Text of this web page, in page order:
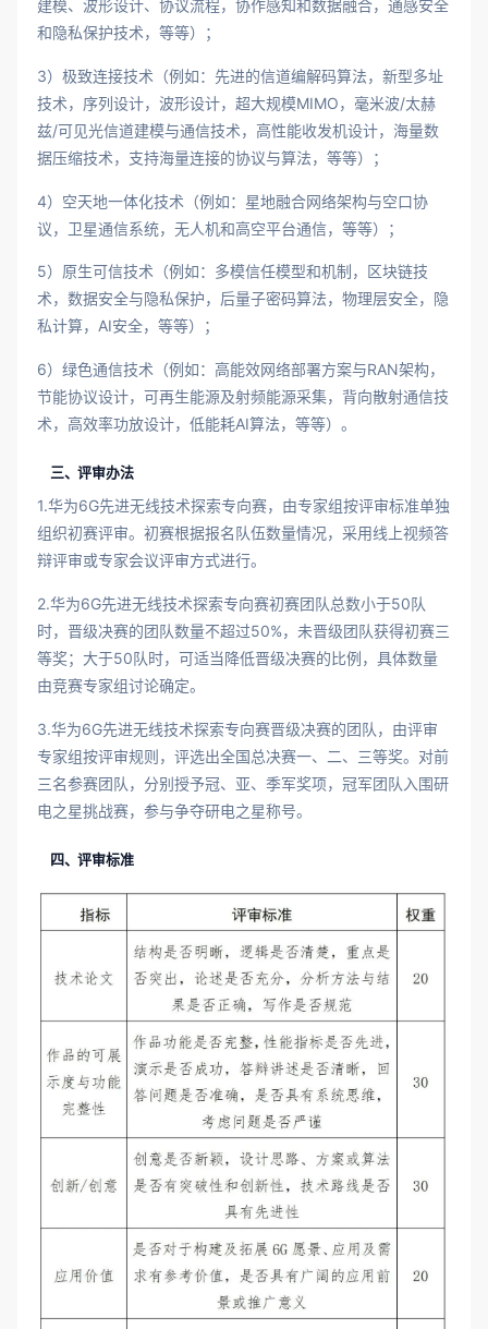
建模、波形设计、协议流程，协作感知和数据融合，通感安全
和隐私保护技术，等等）；
3）极致连接技术（例如：先进的信道编解码算法，新型多址
技术，序列设计，波形设计，超大规模MIMO，毫米波/太赫
兹/可见光信道建模与通信技术，高性能收发机设计，海量数
据压缩技术，支持海量连接的协议与算法，等等）；
4）空天地一体化技术（例如：星地融合网络架构与空口协
议，卫星通信系统，无人机和高空平台通信，等等）；
5）原生可信技术（例如：多模信任模型和机制，区块链技
术，数据安全与隐私保护，后量子密码算法，物理层安全，隐
私计算，AI安全，等等）；
6）绿色通信技术（例如：高能效网络部署方案与RAN架构，
节能协议设计，可再生能源及射频能源采集，背向散射通信技
术，高效率功放设计，低能耗AI算法，等等）。
三、评审办法
1.华为6G先进无线技术探索专向赛，由专家组按评审标准单独
组织初赛评审。初赛根据报名队伍数量情况，采用线上视频答
辩评审或专家会议评审方式进行。
2.华为6G先进无线技术探索专向赛初赛团队总数小于50队
时，晋级决赛的团队数量不超过50%，未晋级团队获得初赛三
等奖；大于50队时，可适当降低晋级决赛的比例，具体数量
由竞赛专家组讨论确定。
3.华为6G先进无线技术探索专向赛晋级决赛的团队，由评审
专家组按评审规则，评选出全国总决赛一、二、三等奖。对前
三名参赛团队，分别授予冠、亚、季军奖项，冠军团队入围研
电之星挑战赛，参与争夺研电之星称号。
四、评审标准